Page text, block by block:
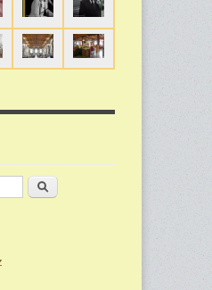
Keresés